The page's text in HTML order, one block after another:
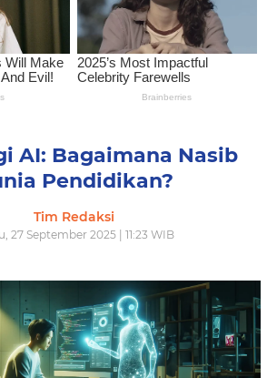
AI: Bagaimana Nasib
Pendidikan?
Tim Redaksi
27 September 2025 | 11:23 WIB